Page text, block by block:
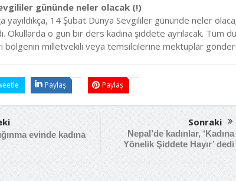
gününde neler olacak (!)
yayıldıkça, 14 Şubat Dünya Sevgililer gününde neler
Okullarda o gün bir ders kadına şiddete ayrılacak. Tüm
bölgenin milletvekili veya temsilcilerine mektuplar
Paylaş Paylaş
evinde kadına
Sonraki
Nepal’de kadınlar, ‘Kadına
Yönelik Şiddete Hayır’ dedi